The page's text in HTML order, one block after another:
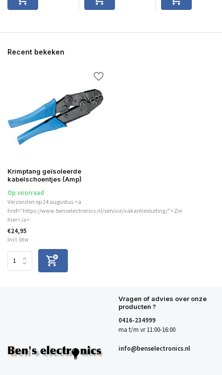
Recent bekeken
Krimptang geïsoleerde
kabelschoentjes (Amp)
Op voorraad
Verzonden op 24 augustus <a
href="https://www.benselectronics.nl/service/vakantiesluiting/">Zie
hier</a>
€24,95
Incl. btw
Vragen of advies over onze
producten ?
0416-234999
ma t/m vr 11:00-16:00
info@benselectronics.nl